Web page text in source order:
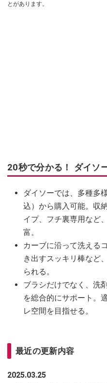
とがあります。
20秒で分かる！ ダイソ
ダイソーでは、多種多
込）から購入可能。収
イプ、フチ裏専用など
富。
カーブに沿って洗える
き出すスッキリ棒など
られる。
ブラシだけでなく、洗
を総合的にサポート。
レ空間を目指せる。
最近の更新内容
2025.03.25